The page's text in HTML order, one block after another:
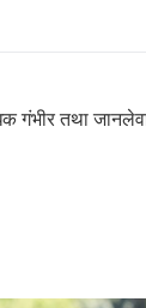
गंभीर तथा
NOW